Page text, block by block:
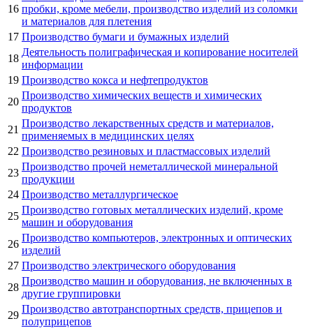
16 пробки, кроме мебели, производство изделий из соломки
и материалов для плетения
17 Производство бумаги и бумажных изделий
18
Деятельность полиграфическая и копирование носителей
информации
19 Производство кокса и нефтепродуктов
20
Производство химических веществ и химических
продуктов
21
Производство лекарственных средств и материалов,
применяемых в медицинских целях
22 Производство резиновых и пластмассовых изделий
23
Производство прочей неметаллической минеральной
продукции
24 Производство металлургическое
25
Производство готовых металлических изделий, кроме
машин и оборудования
26
Производство компьютеров, электронных и оптических
изделий
27 Производство электрического оборудования
28
Производство машин и оборудования, не включенных в
другие группировки
29
Производство автотранспортных средств, прицепов и
полуприцепов